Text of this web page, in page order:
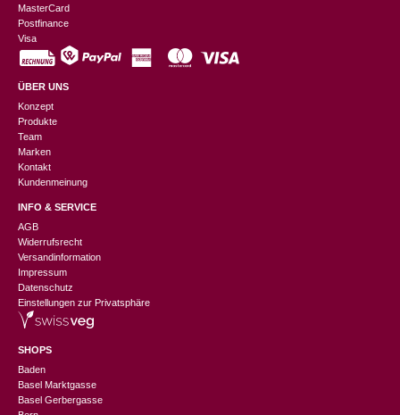
MasterCard
Postfinance
Visa
ÜBER UNS
Konzept
Produkte
Team
Marken
Kontakt
Kundenmeinung
INFO & SERVICE
AGB
Widerrufsrecht
Versandinformation
Impressum
Datenschutz
Einstellungen zur Privatsphäre
SHOPS
Baden
Basel Marktgasse
Basel Gerbergasse